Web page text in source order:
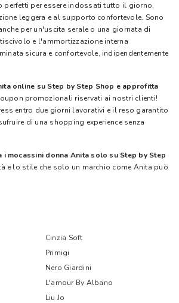
perfetti per essere indossati tutto il giorno,
leggera e al supporto confortevole. Sono
per un'uscita serale o una giornata di
e l'ammortizzazione interna
sicura e confortevole, indipendentemente
online su Step by Step Shop e approfitta
promozionali riservati ai nostri clienti!
entro due giorni lavorativi e il reso garantito
di una shopping experience senza
i mocassini donna Anita solo su Step by Step
e lo stile che solo un marchio come Anita può
Cinzia Soft
Primigi
Nero Giardini
L'amour By Albano
Liu Jo